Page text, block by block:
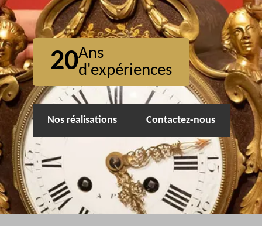
20Ans
d'expériences
Nos réalisations Contactez-nous